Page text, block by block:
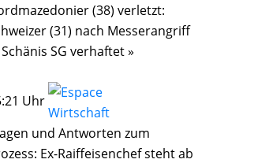
(38) verletzt:
(31) nach Messerangriff
SG verhaftet »
Uhr
und Antworten zum
Ex-Raiffeisenchef steht ab